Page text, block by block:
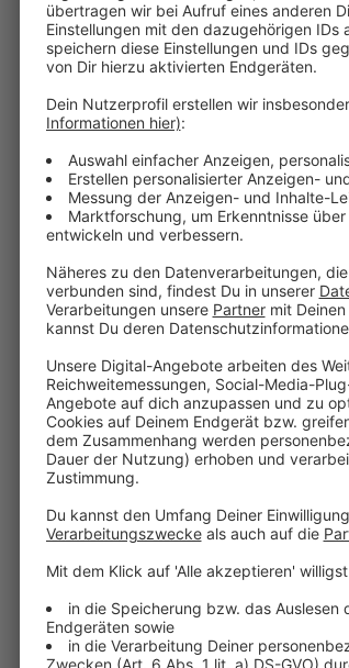
Keine Abstriche
Krankenhaus mit
Bevölkerung
Schlaganfälle und
flächendeckend
Erlaubnis für Ihre
Anzeige
Um die
übergeordnete
verschiedene
künftigen Bedarfs
Krankenhaus
innerhalb der
Anzeige